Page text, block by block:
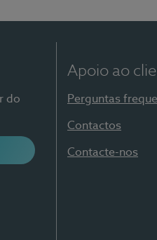
do
Apoio ao
Perguntas
Contactos
Contacte-nos